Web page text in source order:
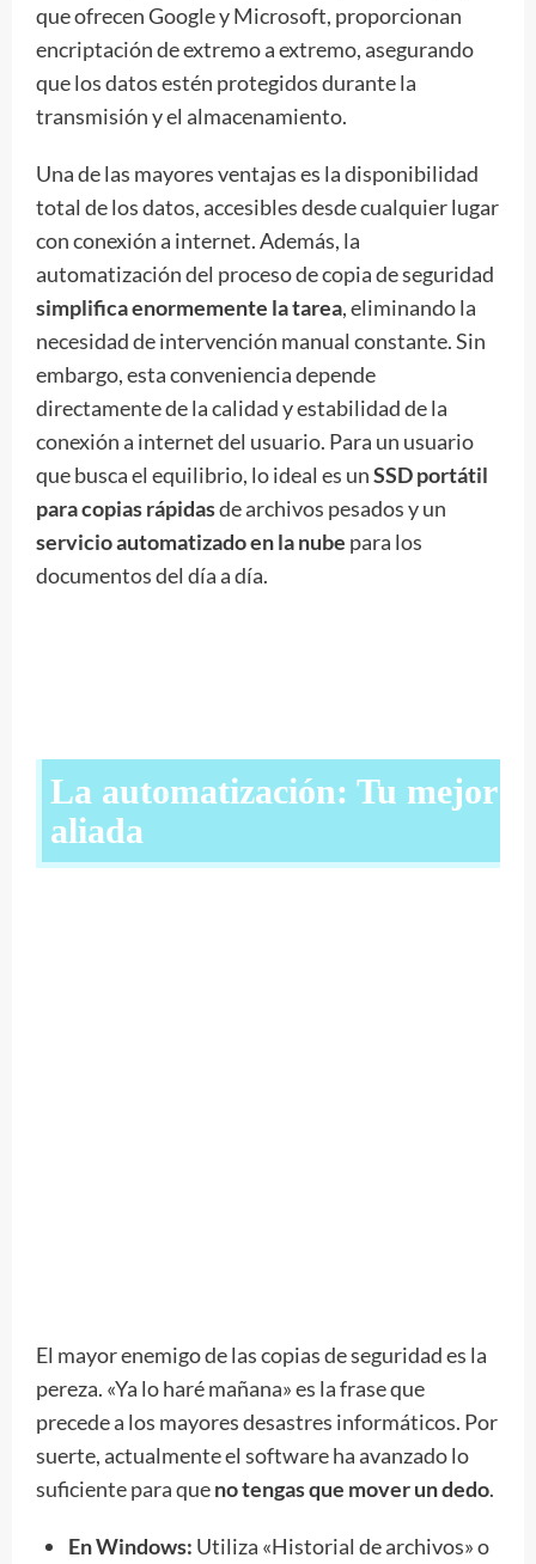
que ofrecen Google y Microsoft, proporcionan
encriptación de extremo a extremo, asegurando
que los datos estén protegidos durante la
transmisión y el almacenamiento.
Una de las mayores ventajas es la disponibilidad
total de los datos, accesibles desde cualquier lugar
con conexión a internet. Además, la
automatización del proceso de copia de seguridad
simplifica enormemente la tarea, eliminando la
necesidad de intervención manual constante. Sin
embargo, esta conveniencia depende
directamente de la calidad y estabilidad de la
conexión a internet del usuario. Para un usuario
que busca el equilibrio, lo ideal es unSSD portátil
para copias rápidasde archivos pesados y un
servicio automatizado en la nube para los
documentos del día a día.
La automatización: Tu mejor
aliada
El mayor enemigo de las copias de seguridad es la
pereza. «Ya lo haré mañana» es la frase que
precede a los mayores desastres informáticos. Por
suerte, actualmente el software ha avanzado lo
suficiente para queno tengas que mover un dedo.
En Windows: Utiliza «Historial de archivos» o